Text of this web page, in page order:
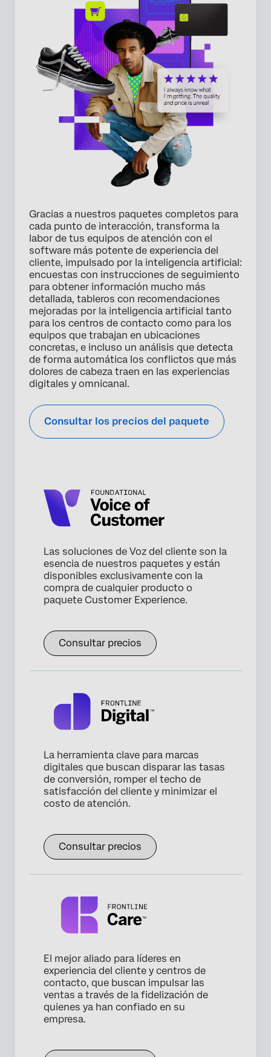
Consultar precios
País*
Privacy
Optin
Al proporcionar esta información, autorizas que podremos
procesar tus datos personales de acuerdo con nuestra
política de privacidad.
Enviar
Gracias a nuestros paquetes completos para
cada punto de interacción, transforma la
labor de tus equipos de atención con el
software más potente de experiencia del
cliente, impulsado por la inteligencia artificial:
encuestas con instrucciones de seguimiento
para obtener información mucho más
detallada, tableros con recomendaciones
mejoradas por la inteligencia artificial tanto
para los centros de contacto como para los
equipos que trabajan en ubicaciones
concretas, e incluso un análisis que detecta
de forma automática los conflictos que más
dolores de cabeza traen en las experiencias
digitales y omnicanal.
Consultar los precios del paquete
Las soluciones de Voz del cliente son la
esencia de nuestros paquetes y están
disponibles exclusivamente con la
compra de cualquier producto o
paquete Customer Experience.
Consultar precios
La herramienta clave para marcas
digitales que buscan disparar las tasas
de conversión, romper el techo de
satisfacción del cliente y minimizar el
costo de atención.
Consultar precios
El mejor aliado para líderes en
experiencia del cliente y centros de
contacto, que buscan impulsar las
ventas a través de la fidelización de
quienes ya han confiado en su
empresa.